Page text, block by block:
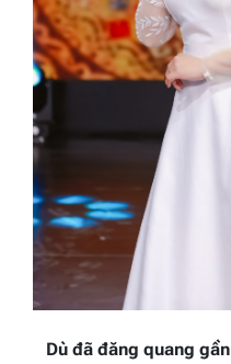
Dù đã đăng quang